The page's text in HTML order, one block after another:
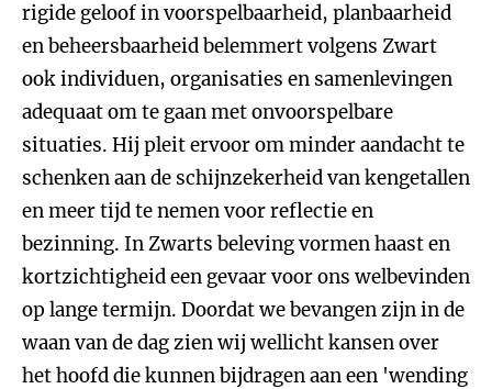
rigide geloof in voorspelbaarheid, planbaarheid
en beheersbaarheid belemmert volgens Zwart
ook individuen, organisaties en samenlevingen
adequaat om te gaan met onvoorspelbare
situaties. Hij pleit ervoor om minder aandacht te
schenken aan de schijnzekerheid van kengetallen
en meer tijd te nemen voor reflectie en
bezinning. In Zwarts beleving vormen haast en
kortzichtigheid een gevaar voor ons welbevinden
op lange termijn. Doordat we bevangen zijn in de
waan van de dag zien wij wellicht kansen over
het hoofd die kunnen bijdragen aan een 'wending